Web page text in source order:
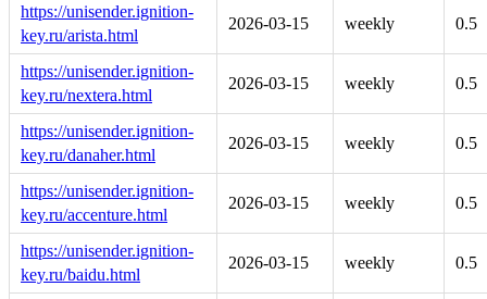
https://unisender.ignition-
key.ru/arista.html
2026-03-15 weekly 0.5
https://unisender.ignition-
key.ru/nextera.html
2026-03-15 weekly 0.5
https://unisender.ignition-
key.ru/danaher.html
2026-03-15 weekly 0.5
https://unisender.ignition-
key.ru/accenture.html
2026-03-15 weekly 0.5
https://unisender.ignition-
key.ru/baidu.html
2026-03-15 weekly 0.5